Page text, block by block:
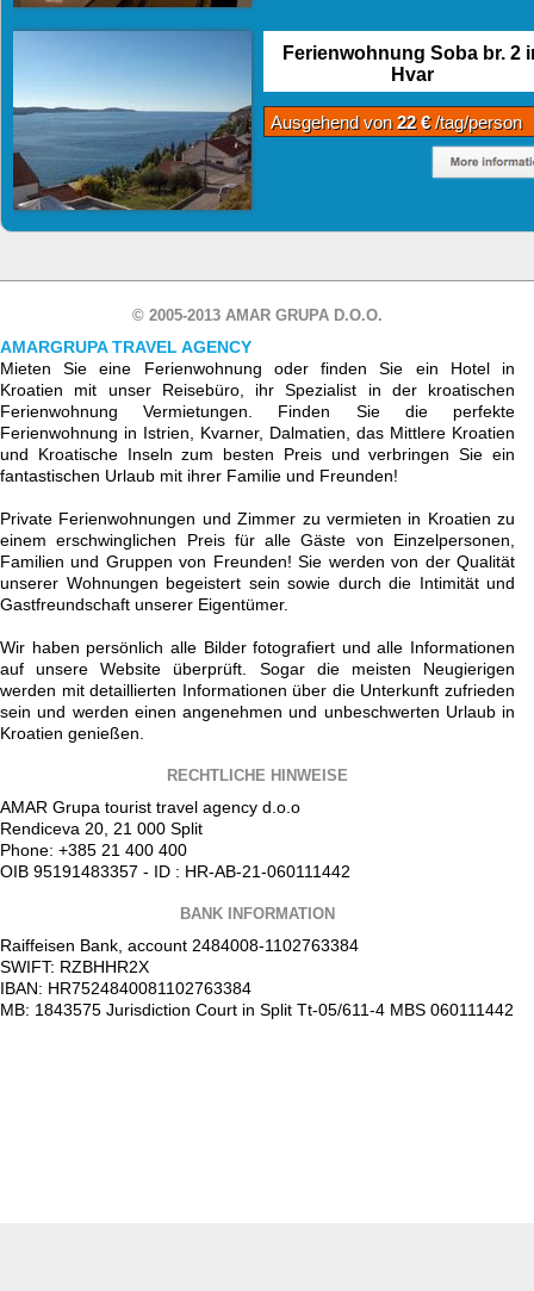
Ferienwohnung Soba br. 2
Hvar
Ausgehend von22 €/tag/person
© 2005-2013 AMAR GRUPA D.O.O.
AMARGRUPA TRAVEL AGENCY
Mieten Sie eine Ferienwohnung oder finden Sie ein Hotel in
Kroatien mit unser Reisebüro, ihr Spezialist in der kroatischen
Ferienwohnung Vermietungen. Finden Sie die perfekte
Ferienwohnung in Istrien, Kvarner, Dalmatien, das Mittlere Kroatien
und Kroatische Inseln zum besten Preis und verbringen Sie ein
fantastischen Urlaub mit ihrer Familie und Freunden!
Private Ferienwohnungen und Zimmer zu vermieten in Kroatien zu
einem erschwinglichen Preis für alle Gäste von Einzelpersonen,
Familien und Gruppen von Freunden! Sie werden von der Qualität
unserer Wohnungen begeistert sein sowie durch die Intimität und
Gastfreundschaft unserer Eigentümer.
Wir haben persönlich alle Bilder fotografiert und alle Informationen
auf unsere Website überprüft. Sogar die meisten Neugierigen
werden mit detaillierten Informationen über die Unterkunft zufrieden
sein und werden einen angenehmen und unbeschwerten Urlaub in
Kroatien genießen.
RECHTLICHE HINWEISE
AMAR Grupa tourist travel agency d.o.o
Rendiceva 20, 21 000 Split
Phone: +385 21 400 400
OIB 95191483357 - ID : HR-AB-21-060111442
BANK INFORMATION
Raiffeisen Bank, account 2484008-1102763384
SWIFT: RZBHHR2X
IBAN: HR7524840081102763384
MB: 1843575 Jurisdiction Court in Split Tt-05/611-4 MBS 060111442